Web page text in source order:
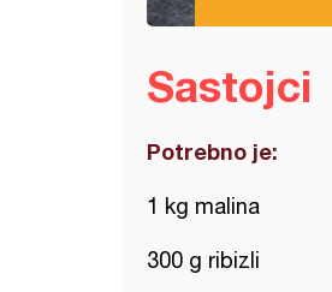
Sastojci
Potrebno je:
1 kg malina
300 g ribizli